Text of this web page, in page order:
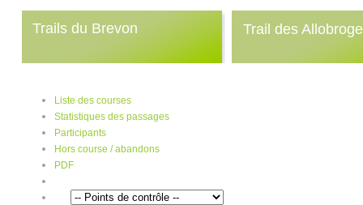
Trails du Brevon Trail des
Liste des courses
Statistiques des passages
Participants
Hors course / abandons
PDF